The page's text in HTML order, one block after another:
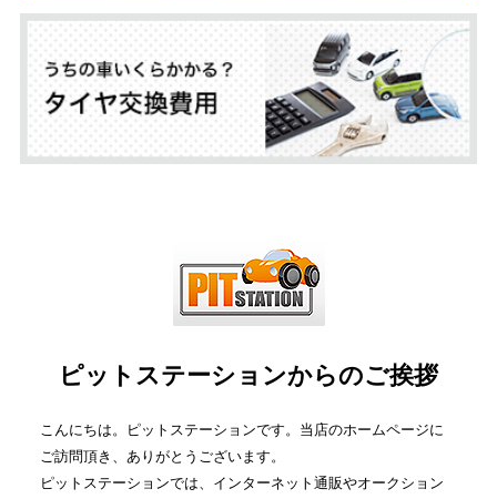
ピットステーションからのご挨拶
こんにちは。ピットステーションです。当店のホームページに
ご訪問頂き、ありがとうございます。
ピットステーションでは、インターネット通販やオークション